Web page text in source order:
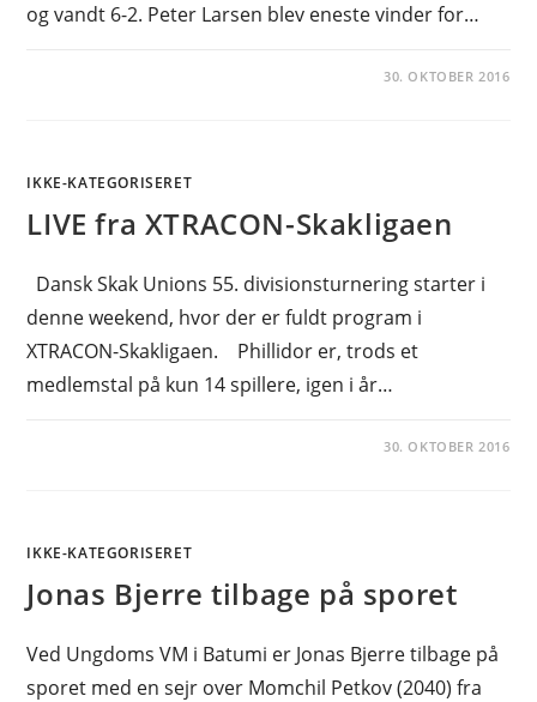
og vandt 6-2. Peter Larsen blev eneste vinder for…
30. OKTOBER 2016
IKKE-KATEGORISERET
LIVE fra XTRACON-Skakligaen
Dansk Skak Unions 55. divisionsturnering starter i
denne weekend, hvor der er fuldt program i
XTRACON-Skakligaen. Phillidor er, trods et
medlemstal på kun 14 spillere, igen i år…
30. OKTOBER 2016
IKKE-KATEGORISERET
Jonas Bjerre tilbage på sporet
Ved Ungdoms VM i Batumi er Jonas Bjerre tilbage på
sporet med en sejr over Momchil Petkov (2040) fra